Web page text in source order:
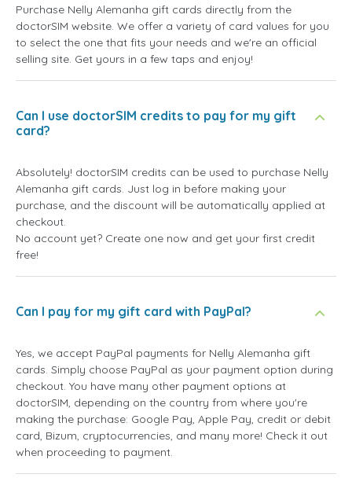
Purchase Nelly Alemanha gift cards directly from the
doctorSIM website. We offer a variety of card values for you
to select the one that fits your needs and we're an official
selling site. Get yours in a few taps and enjoy!
Can I use doctorSIM credits to pay for my gift
card?
Absolutely! doctorSIM credits can be used to purchase Nelly
Alemanha gift cards. Just log in before making your
purchase, and the discount will be automatically applied at
checkout.
No account yet? Create one now and get your first credit
free!
Can I pay for my gift card with PayPal?
Yes, we accept PayPal payments for Nelly Alemanha gift
cards. Simply choose PayPal as your payment option during
checkout. You have many other payment options at
doctorSIM, depending on the country from where you're
making the purchase: Google Pay, Apple Pay, credit or debit
card, Bizum, cryptocurrencies, and many more! Check it out
when proceeding to payment.